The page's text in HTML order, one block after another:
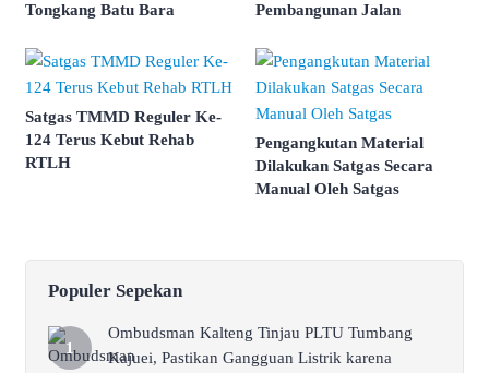
Tongkang Batu Bara
Pembangunan Jalan
Satgas TMMD Reguler Ke-
124 Terus Kebut Rehab
RTLH
Pengangkutan Material
Dilakukan Satgas Secara
Manual Oleh Satgas
Populer Sepekan
Ombudsman Kalteng Tinjau PLTU Tumbang
Kajuei, Pastikan Gangguan Listrik karena